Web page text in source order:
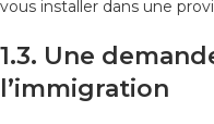
vous installer dans une
1.3. Une
l’immigration